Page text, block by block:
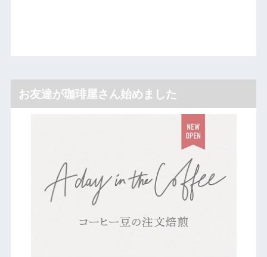
お友達が珈琲屋さん始めました